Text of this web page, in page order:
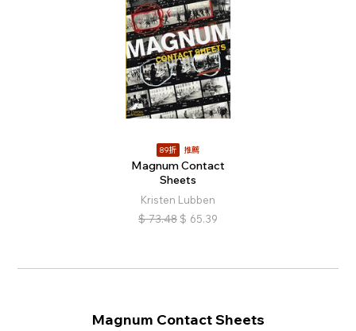
89折 推薦
Magnum Contact
Sheets
Kristen Lubben
$ 73.48 $ 65.39
Magnum Contact Sheets